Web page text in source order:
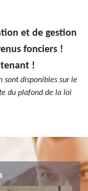
et de gestion
fonciers !
!
sont disponibles sur le
du plafond de la loi